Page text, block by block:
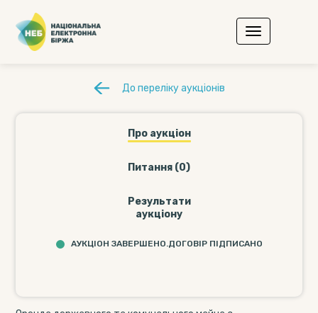
До переліку аукціонів
Про аукціон
Питання (0)
Результати
аукціону
АУКЦІОН ЗАВЕРШЕНО.ДОГОВІР ПІДПИСАНО